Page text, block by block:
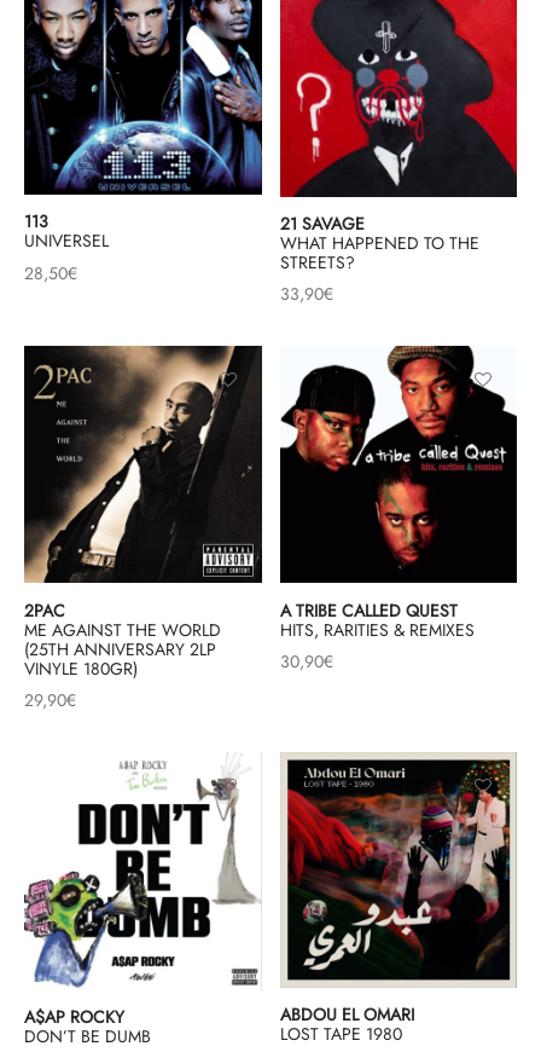
113
UNIVERSEL
28,50€
21 SAVAGE
WHAT HAPPENED TO THE
STREETS?
33,90€
2PAC
ME AGAINST THE WORLD
(25TH ANNIVERSARY 2LP
VINYLE 180GR)
29,90€
A TRIBE CALLED QUEST
HITS, RARITIES & REMIXES
30,90€
A$AP ROCKY
DON’T BE DUMB
ABDOU EL OMARI
LOST TAPE 1980